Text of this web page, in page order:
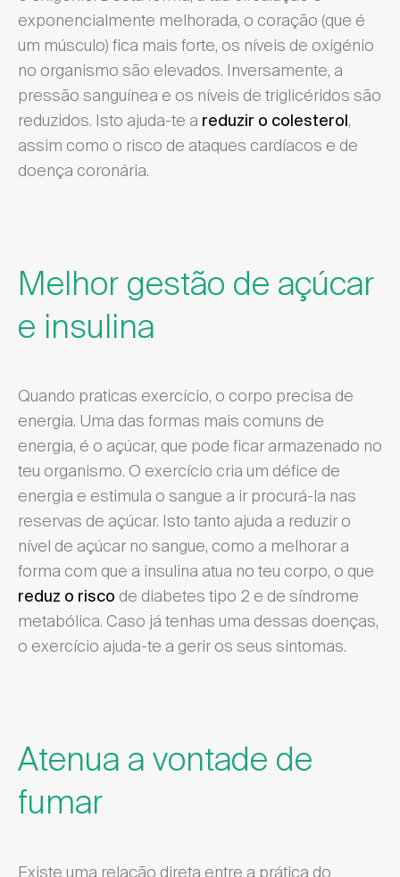
exponencialmente melhorada, o coração (que é
um músculo) fica mais forte, os níveis de oxigénio
no organismo são elevados. Inversamente, a
pressão sanguínea e os níveis de triglicéridos são
reduzidos. Isto ajuda-te a reduzir o colesterol,
assim como o risco de ataques cardíacos e de
doença coronária.
Melhor gestão de açúcar
e insulina
Quando praticas exercício, o corpo precisa de
energia. Uma das formas mais comuns de
energia, é o açúcar, que pode ficar armazenado no
teu organismo. O exercício cria um défice de
energia e estimula o sangue a ir procurá-la nas
reservas de açúcar. Isto tanto ajuda a reduzir o
nível de açúcar no sangue, como a melhorar a
forma com que a insulina atua no teu corpo, o que
reduz o risco de diabetes tipo 2 e de síndrome
metabólica. Caso já tenhas uma dessas doenças,
o exercício ajuda-te a gerir os seus sintomas.
Atenua a vontade de
fumar
Existe uma relação direta entre a prática do